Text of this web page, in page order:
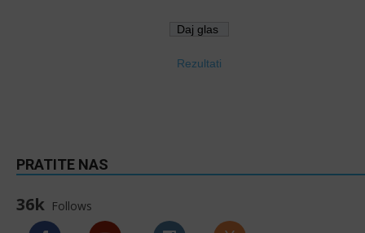
Rezultati
PRATITE NAS
36k Follows